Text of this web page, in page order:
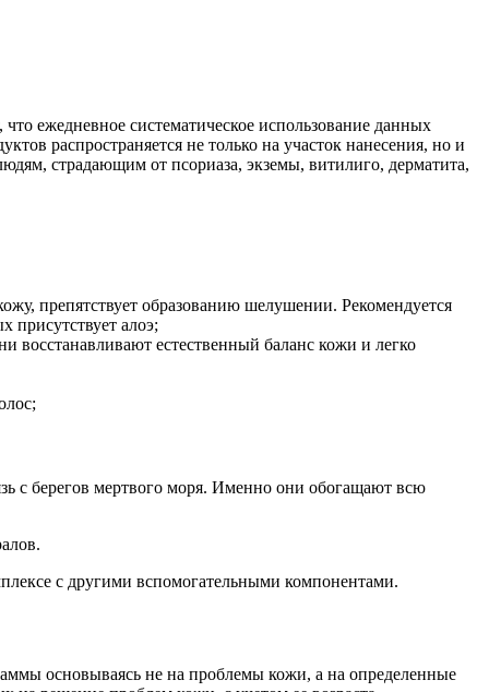
ежедневное систематическое использование данных
распространяется не только на участок нанесения, но и
страдающим от псориаза, экземы, витилиго, дерматита,
препятствует образованию шелушении. Рекомендуется
присутствует алоэ;
восстанавливают естественный баланс кожи и легко
с берегов мертвого моря. Именно они обогащают всю
с другими вспомогательными компонентами.
основываясь не на проблемы кожи, а на определенные